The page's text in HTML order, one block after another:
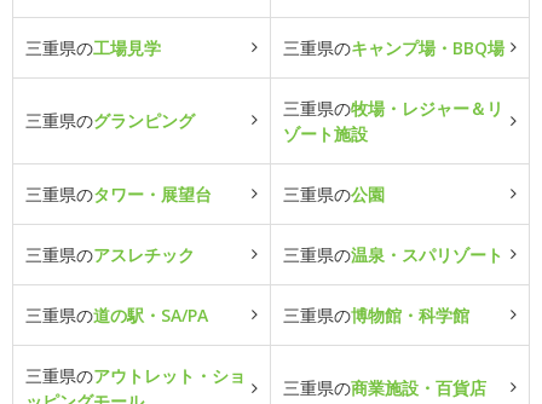
三重県の工場見学 三重県のキャンプ場・BBQ場
三重県のグランピング
三重県の牧場・レジャー＆リ
ゾート施設
三重県のタワー・展望台 三重県の公園
三重県のアスレチック 三重県の温泉・スパリゾート
三重県の道の駅・SA/PA 三重県の博物館・科学館
三重県のアウトレット・ショ
三重県の商業施設・百貨店